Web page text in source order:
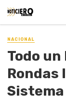
NACIONAL
Todo
Sistema